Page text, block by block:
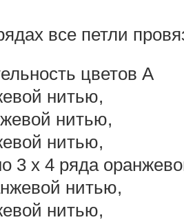
все петли
цветов А
нитью,
нитью,
нитью,
3 x 4 ряда
нитью,
нитью,